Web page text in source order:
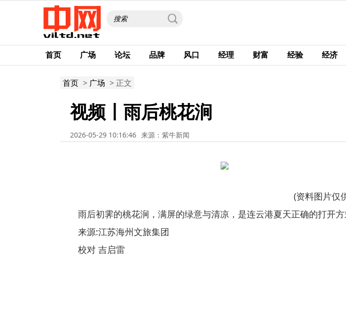
首页 广场 论坛 品牌 风口 经理 财富 经验 经济
首页 > 广场 > 正文
视频〡雨后桃花涧
2026-05-29 10:16:46 来源：紫牛新闻
(资料图片仅
雨后初霁的桃花涧，满屏的绿意与清凉，是连云港夏天正确的打开
来源:江苏海州文旅集团
校对 吉启雷